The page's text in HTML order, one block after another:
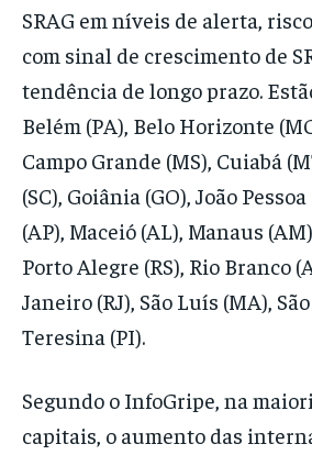
SRAG em níveis de alerta,
com sinal de crescimento de
tendência de longo prazo.
Belém (PA), Belo Horizonte
Campo Grande (MS), Cuiabá
(SC), Goiânia (GO), João
(AP), Maceió (AL), Manaus
Porto Alegre (RS), Rio Branco
Janeiro (RJ), São Luís (MA),
Teresina (PI).
Segundo o InfoGripe, na
capitais, o aumento das